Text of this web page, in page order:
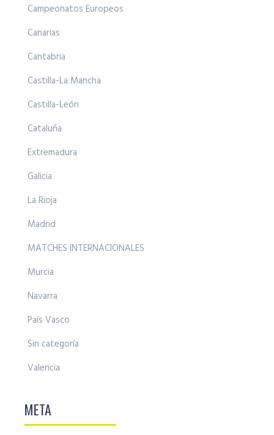
Campeonatos Europeos
Canarias
Cantabria
Castilla-La Mancha
Castilla-León
Cataluña
Extremadura
Galicia
La Rioja
Madrid
MATCHES INTERNACIONALES
Murcia
Navarra
País Vasco
Sin categoría
Valencia
META